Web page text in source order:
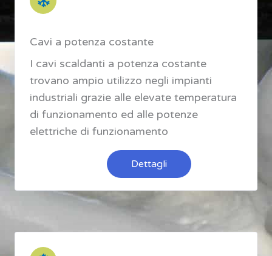
Cavi a potenza costante
I cavi scaldanti a potenza costante
trovano ampio utilizzo negli impianti
industriali grazie alle elevate temperatura
di funzionamento ed alle potenze
elettriche di funzionamento
Dettagli